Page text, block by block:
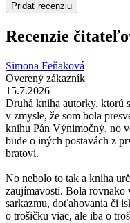
Pridať recenziu
Recenzie
Simona Feňaková
Overený zákazník
15.7.2026
Druhá kniha autorky, ktorú
v zmysle, že som bola
knihu Pán Výnimočný, no
bude o iných postavách z
bratovi.
No nebolo to tak a kniha
zaujímavosti. Bola rovnako
sarkazmu, doťahovania či
o trošičku viac, ale iba o